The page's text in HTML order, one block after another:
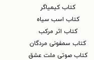
کتاب کیمیاگر
کتاب اسب سیاه
کتاب اثر مرکب
کتاب سمفونی مردگان
کتاب صوتی ملت عشق